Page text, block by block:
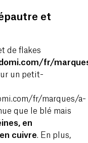
et
de flakes
fr/
un petit-
fr/marques/a-
que le blé mais
en
cuivre. En plus,